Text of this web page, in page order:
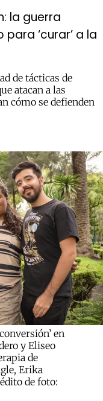
la guerra
‘curar’ a la
de tácticas de
atacan a las
cómo se defienden
en
y Eliseo
de
Erika
de foto: